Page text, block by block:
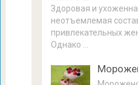
Здоровая и
неотъемлемая
привлекательных
Однако …